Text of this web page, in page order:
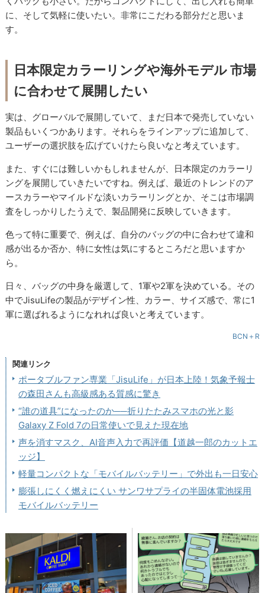
に、そして気軽に使いたい。非常にこだわる部分だと思いま
す。
日本限定カラーリングや海外モデル 市場
に合わせて展開したい
実は、グローバルで展開していて、まだ日本で発売していない
製品もいくつかあります。それらをラインアップに追加して、
ユーザーの選択肢を広げていけたら良いなと考えています。
また、すぐには難しいかもしれませんが、日本限定のカラーリ
ングを展開していきたいですね。例えば、最近のトレンドのア
ースカラーやマイルドな淡いカラーリングとか、そこは市場調
査をしっかりしたうえで、製品開発に反映していきます。
色って特に重要で、例えば、自分のバッグの中に合わせて違和
感が出るか否か、特に女性は気にするところだと思いますか
ら。
日々、バッグの中身を厳選して、1軍や2軍を決めている。その
中でJisuLifeの製品がデザイン性、カラー、サイズ感で、常に1
軍に選ばれるようになれれば良いと考えています。
BCN＋R
関連リンク
ポータブルファン専業「JisuLife」が日本上陸！気象予報士
の森田さんも高級感ある質感に驚き
“誰の道具”になったのか──折りたたみスマホの光と影
Galaxy Z Fold 7の日常使いで見えた現在地
声を消すマスク、AI音声入力で再評価【道越一郎のカットエ
ッジ】
軽量コンパクトな「モバイルバッテリー」で外出も一日安心
膨張しにくく燃えにくい サンワサプライの半固体電池採用
モバイルバッテリー